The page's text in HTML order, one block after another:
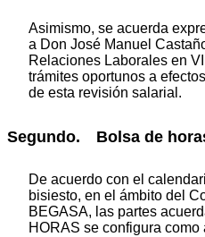
Asimismo, se acuerda
a Don José Manuel
Relaciones Laborales en
trámites oportunos a
de esta revisión salarial.
Segundo. Bolsa de
De acuerdo con el
bisiesto, en el ámbito del
BEGASA, las partes
HORAS se configura